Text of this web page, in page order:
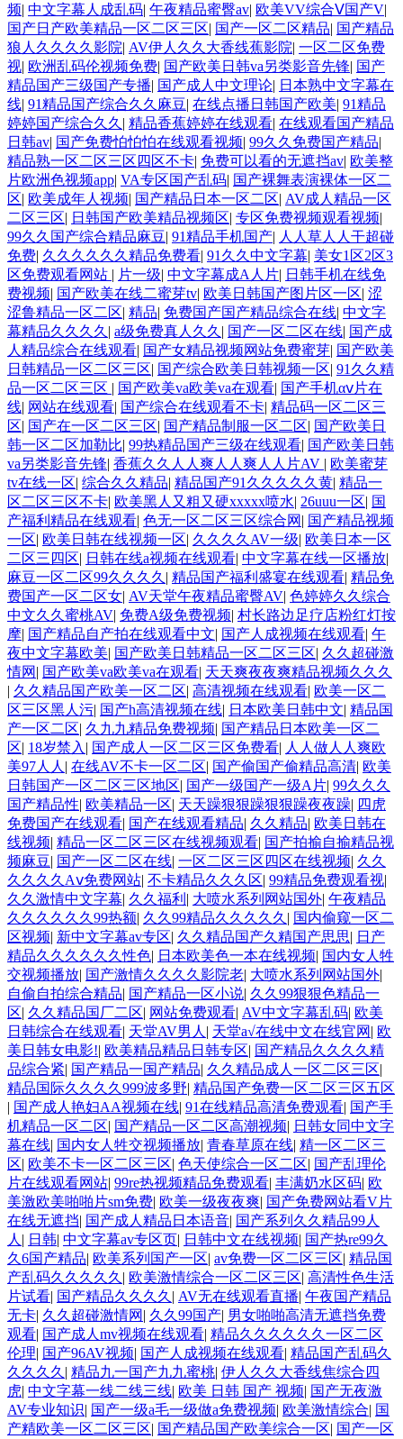
频| 中文字幕人成乱码| 午夜精品蜜臀av| 欧美VV综合Ⅴ国产V|
国产日产欧美精品一区二区三区| 国产一区二区精品| 国产精品
狼人久久久久影院| AV伊人久久大香线蕉影院| 一区二区免费
视| 欧洲乱码伦视频免费| 国产欧美日韩va另类影音先锋| 国产
精品国产三级国产专播| 国产成人中文理论| 日本熟中文字幕在
线| 91精品国产综合久久麻豆| 在线点播日韩国产欧美| 91精品
婷婷国产综合久久 | 精品香蕉婷婷在线观看| 在线观看国产精品
日韩av| 国产免费怕怕怕在线观看视频| 99久久免费国产精品|
精品熟一区二区三区四区不卡| 免费可以看的无遮挡av| 欧美整
片欧洲色视频app| VA专区国产乱码| 国产裸舞表演裸体一区二
区| 欧美成年人视频| 国产精品日本一区二区| AV成人精品一区
二区三区| 日韩国产欧美精品视频区| 专区免费视频观看视频|
99久久国产综合精品麻豆| 91精品手机国产| 人人草人人干超碰
免费| 久久久久久久精品免费看| 91久久中文字幕| 美女1区2区3
区免费观看网站 | 片一级| 中文字幕成A人片| 日韩手机在线免
费视频| 国产欧美在线二蜜芽tv| 欧美日韩国产图片区一区| 涩
涩鲁精品一区二区| 精品| 免费国产国产精品综合在线| 中文字
幕精品久久久久 | a级免费真人久久 | 国产一区二区在线| 国产成
人精品综合在线观看| 国产女精品视频网站免费蜜芽| 国产欧美
日韩精品一区二区三区| 国产综合欧美日韩视频一区| 91久久精
品一区二区三区 | 国产欧美va欧美va在观看| 国产手机αⅴ片在
线| 网站在线观看| 国产综合在线观看不卡| 精品码一区二区三
区| 国产在一区二区三区| 国产精品制服一区二区| 国产欧美日
韩一区二区加勒比| 99热精品国产三级在线观看| 国产欧美日韩
va另类影音先锋| 香蕉久久人人爽人人爽人人片AV | 欧美蜜芽
tv在线一区| 综合久久精品| 精品国产91久久久久久黄| 精品一
区二区三区不卡| 欧美黑人又粗又硬xxxxx喷水| 26uuu一区| 国
产福利精品在线观看| 色无一区二区三区综合网 | 国产精品视频
一区| 欧美日韩在线视频一区| 久久久久AV一级| 欧美日本一区
二区三四区| 日韩在线a视频在线观看| 中文字幕在线一区播放|
麻豆一区二区99久久久久 | 精品国产福利盛宴在线观看| 精品免
费国产一区二区女| AV天堂午夜精品蜜臀AV| 色婷婷久久综合
中文久久蜜桃AV| 免费A级免费视频| 村长路边足疗店粉红灯按
摩| 国产精品自产拍在线观看中文| 国产人成视频在线观看| 午
夜中文字幕欧美| 国产欧美日韩精品一区二区三区| 久久超碰激
情网 | 国产欧美va欧美va在观看| 天天爽夜夜爽精品视频久久久
| 久久精品国产欧美一区二区| 高清视频在线观看| 欧美一区二
区三区黑人污| 国产h高清视频在线| 日本欧美日韩中文| 精品国
产一区二区| 久九九精品免费视频| 国产精品日本欧美一区二
区| 18岁禁入 | 国产成人一区二区三区免费看| 人人做人人爽欧
美97人人 | 在线AV不卡一区二区| 国产偷国产偷精品高清| 欧美
日韩国产一区二区三区地区| 国产一级国产一级A片| 99久久久
国产精品性| 欧美精品一区| 天天躁狠狠躁狠狠躁夜夜躁| 四虎
免费国产在线观看| 国产在线观看精品| 久久精品| 欧美日韩在
线视频| 精品一区二区三区在线视频观看| 国产拍揄自揄精品视
频麻豆| 国产一区二区在线| 一区二区三区四区在线视频| 久久
久久久久Aⅴ免费网站| 不卡精品久久久区| 99精品免费观看视|
久久激情中文字幕| 久久福利 | 大喷水系列网站国外| 午夜精品
久久久久久久99热额| 久久99精品久久久久久 | 国内偷窥一区二
区视频| 新中文字幕av专区| 久久精品国产久精国产思思| 日产
精品久久久久久久性色| 日本欧美色一本在线视频| 国内女人牲
交视频播放| 国产激情久久久久影院老| 大喷水系列网站国外|
自偷自拍综合精品| 国产精品一区小说| 久久99狠狠色精品一
区| 久久精品国厂二区| 网站免费观看| AV中文字幕乱码| 欧美
日韩综合在线观看| 天堂AV男人 | 天堂а√在线中文在线官网 | 欧
美日韩女电影!| 欧美精品精品日韩专区| 国产精品久久久久精
品综合紧| 国产精品一国产精品| 久久精品成人一区二区三区|
精品国际久久久久999波多野| 精品国产免费一区二区三区五区
| 国产成人艳妇AA视频在线| 91在线精品高清免费观看| 国产手
机精品一区二区| 国产精品一区二区高潮视频| 日韩女同中文字
幕在线| 国内女人牲交视频播放| 青春草原在线| 精一区二区三
区| 欧美不卡一区二区三区| 色天使综合一区二区| 国产乱理伦
片在线观看网站| 99re热视频精品免费观看| 丰满奶水区码| 欧
美激欧美啪啪片sm免费| 欧美一级夜夜爽| 国产免费网站看V片
在线无遮挡| 国产成人精品日本语音| 国产系列久久精品99人
人 | 日韩| 中文字幕av专区页| 日韩中文在线视频| 国产热re99久
久6国产精品| 欧美系列国产一区| av免费一区二区三区| 精品国
产乱码久久久久久 | 欧美激情综合一区二区三区| 高清性色生活
片试看| 国产精品久久久久 | AV无在线观看直播| 午夜国产精品
无卡| 久久超碰激情网 | 久久99国产| 男女啪啪高清无遮挡免费
观看| 国产成人mv视频在线观看| 精品久久久久久久一区二区
伦理| 国产96AV视频| 国产人成视频在线观看| 精品国产乱码久
久久久久 | 精品九一国产九九蜜桃| 伊人久久大香线焦综合四
虎| 中文字幕一线二线三线| 欧美 日韩 国产 视频| 国产无夜激
AV专业知识| 国产一级a毛一级做a免费视频| 欧美激情综合| 国
产精欧美一区二区三区| 国产精品国产欧美综合一区| 国产一区